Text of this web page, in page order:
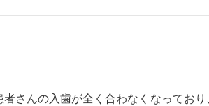
さんの入歯が全く合わなくなってお